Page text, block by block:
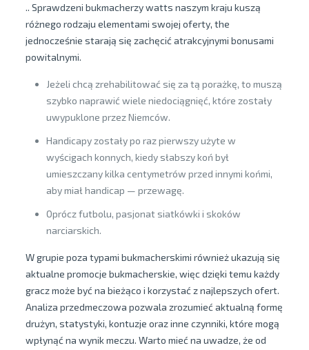
.. Sprawdzeni bukmacherzy watts naszym kraju kuszą
różnego rodzaju elementami swojej oferty, the
jednocześnie starają się zachęcić atrakcyjnymi bonusami
powitalnymi.
Jeżeli chcą zrehabilitować się za tą porażkę, to muszą
szybko naprawić wiele niedociągnięć, które zostały
uwypuklone przez Niemców.
Handicapy zostały po raz pierwszy użyte w
wyścigach konnych, kiedy słabszy koń był
umieszczany kilka centymetrów przed innymi końmi,
aby miał handicap — przewagę.
Oprócz futbolu, pasjonat siatkówki i skoków
narciarskich.
W grupie poza typami bukmacherskimi również ukazują się
aktualne promocje bukmacherskie, więc dzięki temu każdy
gracz może być na bieżąco i korzystać z najlepszych ofert.
Analiza przedmeczowa pozwala zrozumieć aktualną formę
drużyn, statystyki, kontuzje oraz inne czynniki, które mogą
wpłynąć na wynik meczu. Warto mieć na uwadze, że od